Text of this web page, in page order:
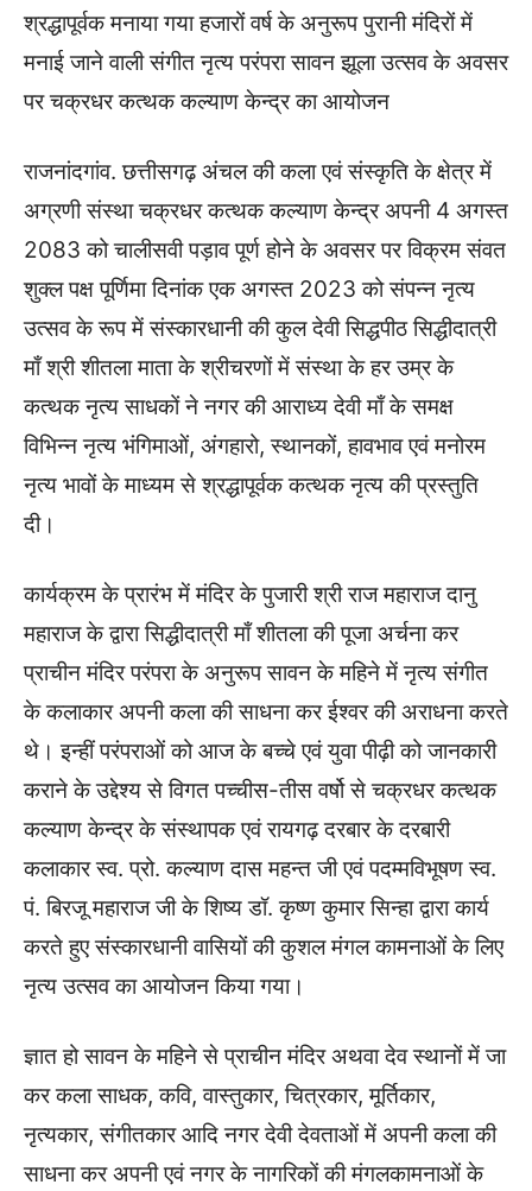
श्रद्धापूर्वक मनाया गया हजारों वर्ष के अनुरूप पुरानी मंदिरों में
मनाई जाने वाली संगीत नृत्य परंपरा सावन झूला उत्सव के अवसर
पर चक्रधर कत्थक कल्याण केन्द्र का आयोजन
राजनांदगांव. छत्तीसगढ़ अंचल की कला एवं संस्कृति के क्षेत्र में
अग्रणी संस्था चक्रधर कत्थक कल्याण केन्द्र अपनी 4 अगस्त
2083 को चालीसवी पड़ाव पूर्ण होने के अवसर पर विक्रम संवत
शुक्ल पक्ष पूर्णिमा दिनांक एक अगस्त 2023 को संपन्न नृत्य
उत्सव के रूप में संस्कारधानी की कुल देवी सिद्धपीठ सिद्धीदात्री
माँ श्री शीतला माता के श्रीचरणों में संस्था के हर उम्र के
कत्थक नृत्य साधकों ने नगर की आराध्य देवी माँ के समक्ष
विभिन्न नृत्य भंगिमाओं, अंगहारो, स्थानकों, हावभाव एवं मनोरम
नृत्य भावों के माध्यम से श्रद्धापूर्वक कत्थक नृत्य की प्रस्तुति
दी।
कार्यक्रम के प्रारंभ में मंदिर के पुजारी श्री राज महाराज दानु
महाराज के द्वारा सिद्धीदात्री माँ शीतला की पूजा अर्चना कर
प्राचीन मंदिर परंपरा के अनुरूप सावन के महिने में नृत्य संगीत
के कलाकार अपनी कला की साधना कर ईश्वर की अराधना करते
थे। इन्हीं परंपराओं को आज के बच्चे एवं युवा पीढ़ी को जानकारी
कराने के उद्देश्य से विगत पच्चीस-तीस वर्षो से चक्रधर कत्थक
कल्याण केन्द्र के संस्थापक एवं रायगढ़ दरबार के दरबारी
कलाकार स्व. प्रो. कल्याण दास महन्त जी एवं पदम्मविभूषण स्व.
पं. बिरजू महाराज जी के शिष्य डॉ. कृष्ण कुमार सिन्हा द्वारा कार्य
करते हुए संस्कारधानी वासियों की कुशल मंगल कामनाओं के लिए
नृत्य उत्सव का आयोजन किया गया।
ज्ञात हो सावन के महिने से प्राचीन मंदिर अथवा देव स्थानों में जा
कर कला साधक, कवि, वास्तुकार, चित्रकार, मूर्तिकार,
नृत्यकार, संगीतकार आदि नगर देवी देवताओं में अपनी कला की
साधना कर अपनी एवं नगर के नागरिकों की मंगलकामनाओं के